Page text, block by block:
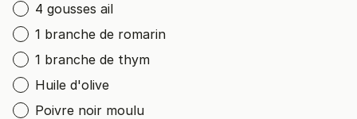
4 gousses ail
1 branche de romarin
1 branche de thym
Huile d'olive
Poivre noir moulu